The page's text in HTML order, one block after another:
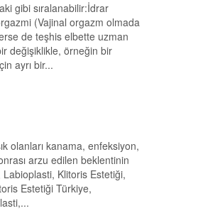
gibi sıralanabilir:İdrar
(Vajinal orgazm olmada
de teşhis elbette uzman
değişiklikle, örneğin bir
ayrı bir...
olanları kanama, enfeksiyon,
arzu edilen beklentinin
Labioplasti, Klitoris Estetiği,
Estetiği Türkiye,